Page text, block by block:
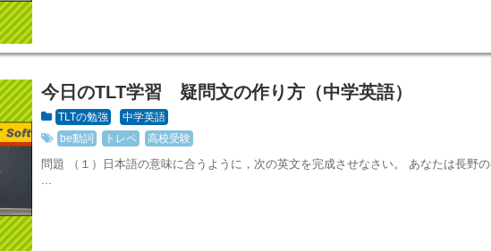
今日のTLT学習 疑問文の作り方（中学英語）
TLTの勉強
中学英語
be動詞
トレペ 高校受験
問題 （１）日本語の意味に合うように，次の英文を完成させなさい。 あなたは長野の